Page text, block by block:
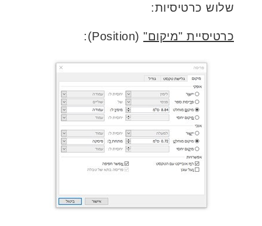
שלוש כרטיסיות:
כרטיסיית "מיקום" (Position):